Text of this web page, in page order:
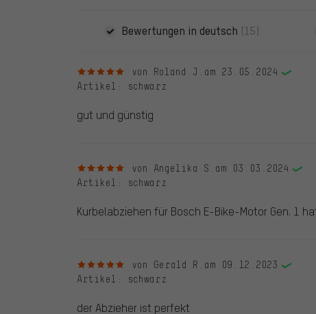
Bewertungen in deutsch (15)
5 von 5 Sternenvon Roland J. am 23.05.2024
Artikel : schwarz
gut und günstig
5 von 5 Sternenvon Angelika S. am 03.03.2024
Artikel : schwarz
Kurbelabziehen für Bosch E-Bike-Motor Gen. 1
5 von 5 Sternenvon Gerald R. am 09.12.2023
Artikel : schwarz
der Abzieher ist perfekt